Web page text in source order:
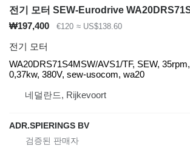
₩197,400 €120 ≈ US$138.60
전기 모터
WA20DRS71S4MSW/AVS1/TF, SEW, 35rpm,
0,37kw, 380V, sew-usocom, wa20
네덜란드, Rijkevoort
ADR.SPIERINGS BV